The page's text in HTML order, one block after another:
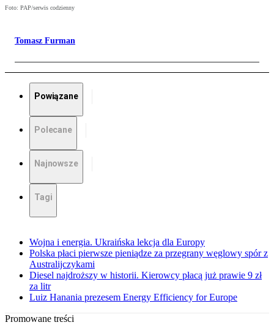
Foto: PAP/serwis codzienny
Tomasz Furman
Powiązane
Polecane
Najnowsze
Tagi
Wojna i energia. Ukraińska lekcja dla Europy
Polska płaci pierwsze pieniądze za przegrany węglowy spór z
Australijczykami
Diesel najdroższy w historii. Kierowcy płacą już prawie 9 zł
za litr
Luiz Hanania prezesem Energy Efficiency for Europe
Promowane treści